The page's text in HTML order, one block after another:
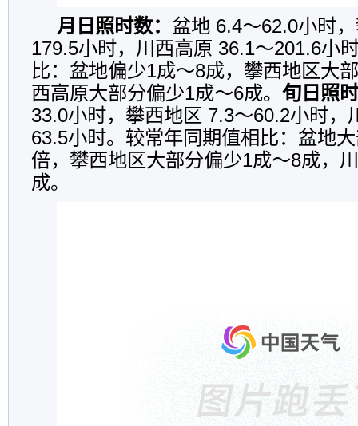
月日照时数： 盆地 6.4～62.0小时
179.5小时，川西高原 36.1～201.6小
比：盆地偏少1成～8成，攀西地区大
西高原大部分偏少1成～6成。 旬日照
33.0小时，攀西地区 7.3～60.2小时，
63.5小时。较常年同期值相比：盆地
倍，攀西地区大部分偏少1成～8成，
成。